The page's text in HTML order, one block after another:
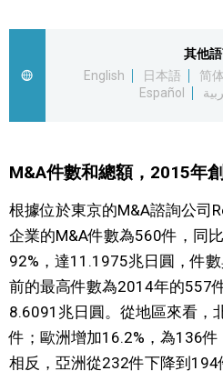
財經
文化
科學技術
生活
其他
English
日本語 简
Español
M&A件數和總額，2015年
根據位於東京的M&A諮詢公司
企業的M&A件數為560件，同
92%，達11.1975兆日圓，件
前的最高件數為2014年的557
8.6091兆日圓。從地區來看，
件；歐洲增加16.2%，為136
相反，亞洲從232件下降到194